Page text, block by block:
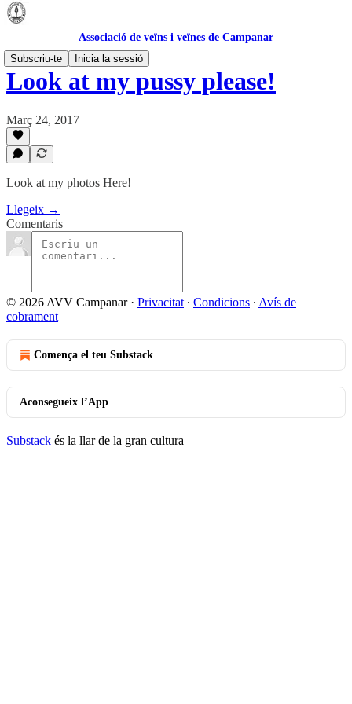
Associació de veïns i veïnes de Campanar
Subscriu-te
Inicia la sessió
Look at my pussy please!
Març 24, 2017
Look at my photos Here!
Llegeix →
Comentaris
© 2026 AVV Campanar· Privacitat ∙ Condicions ∙ Avís de
cobrament
Comença el teu Substack
Aconsegueix l’App
Substack és la llar de la gran cultura